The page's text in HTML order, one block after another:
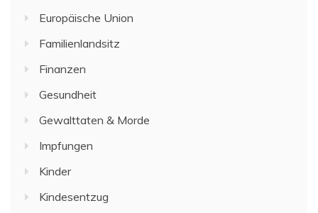
Europäische Union
Familienlandsitz
Finanzen
Gesundheit
Gewalttaten & Morde
Impfungen
Kinder
Kindesentzug